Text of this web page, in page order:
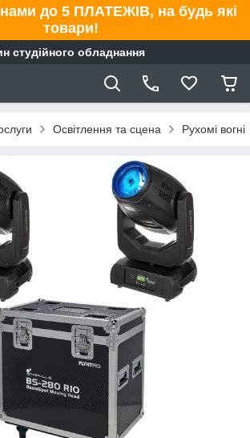
до 5 ПЛАТЕЖІВ, на будь які
товари!
студійного обладнання
Освітлення та сцена Рухомі вогні